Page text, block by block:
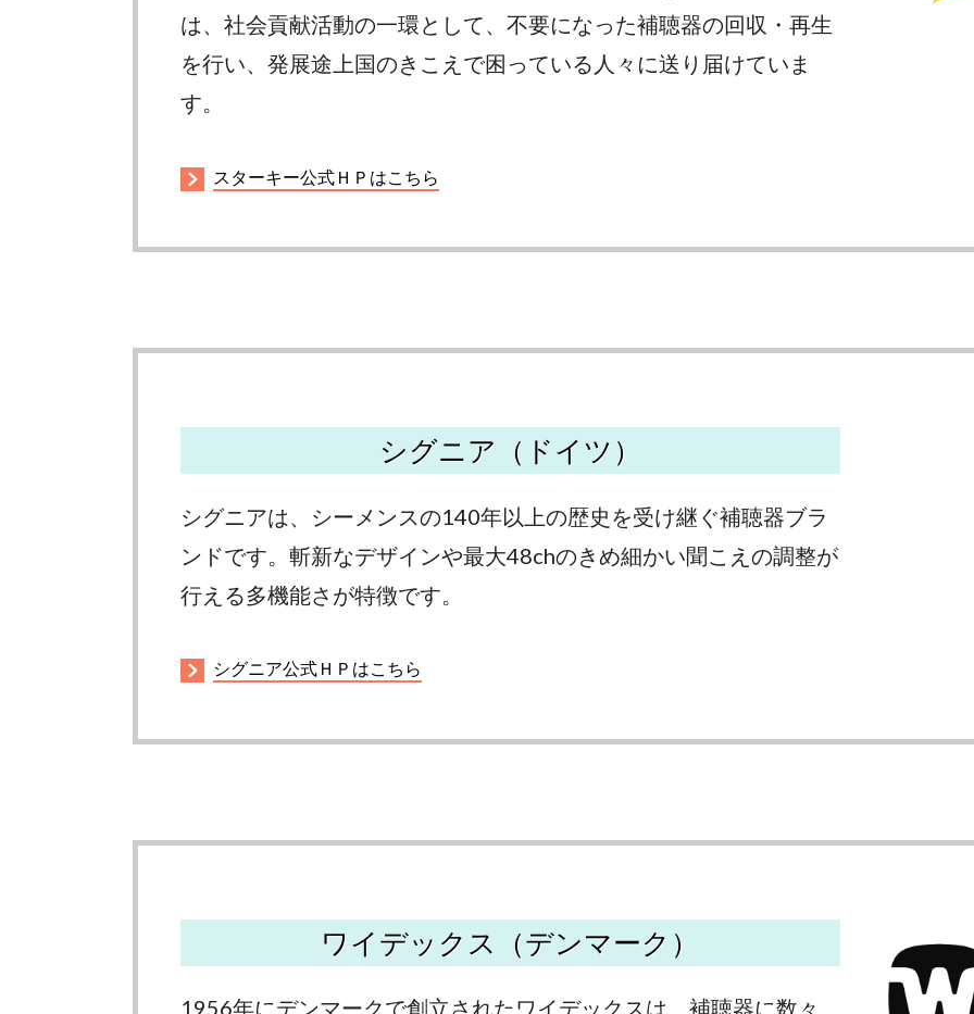
は、社会貢献活動の一環として、不要になった補聴器の回収・再生
を行い、発展途上国のきこえで困っている人々に送り届けていま
す。
スターキー公式ＨＰはこちら
シグニア（ドイツ）
シグニアは、シーメンスの140年以上の歴史を受け継ぐ補聴器ブラ
ンドです。斬新なデザインや最大48chのきめ細かい聞こえの調整が
行える多機能さが特徴です。
シグニア公式ＨＰはこちら
ワイデックス（デンマーク）
1956年にデンマークで創立されたワイデックスは、補聴器に数々